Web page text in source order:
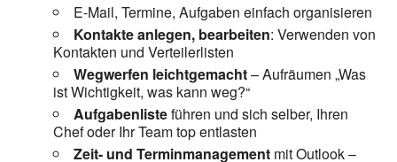
E-Mail, Termine, Aufgaben einfach organisieren
Kontakte anlegen, bearbeiten: Verwenden von
Kontakten und Verteilerlisten
Wegwerfen leichtgemacht– Aufräumen „Was
ist Wichtigkeit, was kann weg?“
Aufgabenlisteführen und sich selber, Ihren
Chef oder Ihr Team top entlasten
Zeit- und Terminmanagement mit Outlook –